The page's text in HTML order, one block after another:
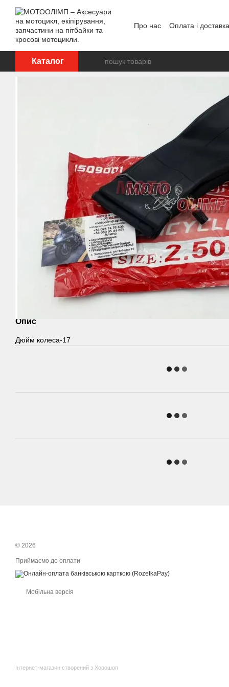
Перейти до основного контенту
Про нас Оплата і доставка
Каталог
Опис
Дюйм колеса-17
© 2026
Приймаємо до оплати
Мобільна версія
Інтернет-магазин створений з Хорошоп